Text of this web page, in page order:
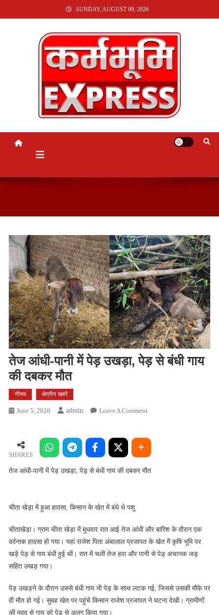
TO
SUNDAY, AUGUST 09, 2026
KARMABHUMI EXPRESS
तेज आंधी-पानी में पेड़ उखड़ा, पेड़ से बंधी गाय
की दबकर मौत
नीमच क्षेत्रीय खबरें
June 5, 2026 Admin Leave A CommentOn
पानी
में
की
दबकर
मौत
SHARES
तेज आंधी-पानी में पेड़ उखड़ा, पेड़ से बंधी गाय की दबकर मौत
चीता खेड़ा में हुआ हादसा, किसान के खेत में बंधे थे पशु
चीताखेड़ा। ग्राम चीता खेड़ा में बुधवार रात आई तेज आंधी और बारिश के दौरान एक
दर्दनाक हादसा हो गया। यहां राजेश पिता अंबालाल प्रजापत के खेत में कृषि भूमि पर
खड़े पेड़ से गाय बंधी हुई थी। रात में चली तेज हवा और पानी से पेड़ अचानक जड़
सहित उखड़ गया।
पेड़ उखड़ने के दौरान उससे बंधी गाय भी पेड़ के साथ लटक गई, जिससे उसकी मौके पर
ही मौत हो गई। सुबह खेत पर पहुंचे किसान राजेश प्रजापत ने घटना देखी। ग्रामीणों
की मदद से गाय को पेड़ से अलग किया गया।